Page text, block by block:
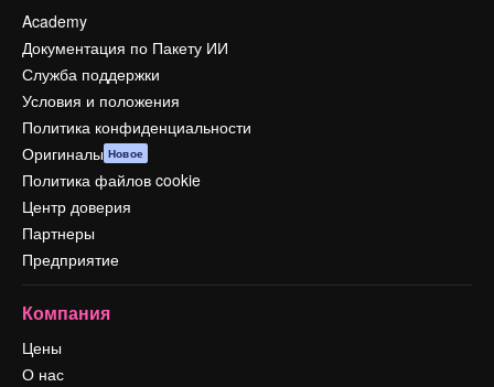
Academy
Документация по Пакету ИИ
Служба поддержки
Условия и положения
Политика конфиденциальности
Оригиналы Новое
Политика файлов cookie
Центр доверия
Партнеры
Предприятие
Компания
Цены
О нас